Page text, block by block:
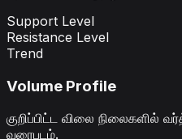
Support Level
Resistance Level
Trend
Volume Profile
குறிப்பிட்ட விலை நிலைகளில்
வரைபடம்.